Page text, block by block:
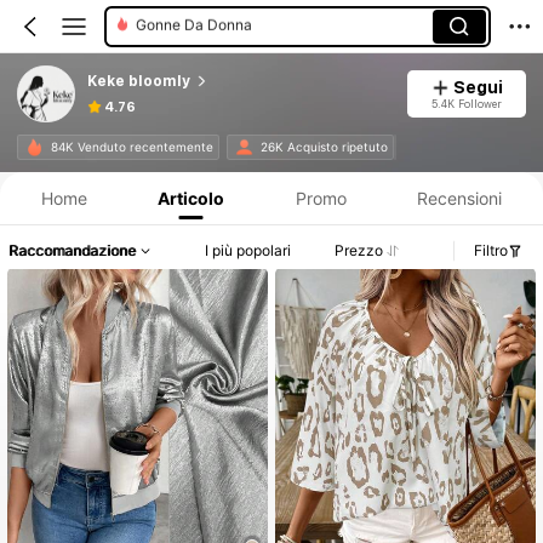
Giacche Leggere Da Donna
Giacche Leggere Taglie Forti
Keke bloomly
4.76
Segui
5.4K Follower
84K Venduto recentemente 26K Acquisto ripetuto
Home Articolo Promo Recensioni
Raccomandazione I più popolari Prezzo Filtro